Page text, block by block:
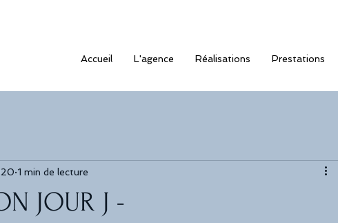
Accueil L'agence Réalisations Prestations
JOUR J -
1 min de lecture